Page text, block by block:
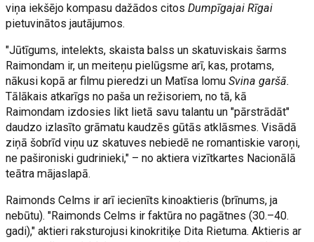
viņa iekšējo kompasu dažādos citosDumpīgajai Rīgai
pietuvinātos jautājumos.
"Jūtīgums, intelekts, skaista balss un skatuviskais šarms
Raimondam ir, un meiteņu pielūgsme arī, kas, protams,
nākusi kopā ar filmu pieredzi un Matīsa lomu Svina garšā.
Tālākais atkarīgs no paša un režisoriem, no tā, kā
Raimondam izdosies likt lietā savu talantu un "pārstrādāt"
daudzo izlasīto grāmatu kaudzēs gūtās atklāsmes. Visādā
ziņā šobrīd viņu uz skatuves nebiedē ne romantiskie varoņi,
ne pašironiski gudrinieki," – no aktiera vizītkartes Nacionālā
teātra mājaslapā.
Raimonds Celms ir arī iecienīts kinoaktieris (brīnums, ja
nebūtu). "Raimonds Celms ir faktūra no pagātnes (30.–40.
gadi)," aktieri raksturojusi kinokritiķe Dita Rietuma. Aktieris ar